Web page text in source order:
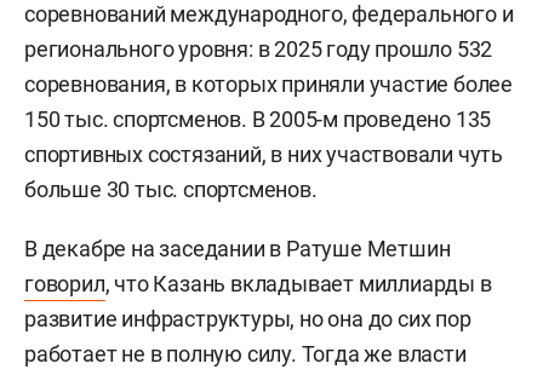
соревнований международного, федерального и
регионального уровня: в 2025 году прошло 532
соревнования, в которых приняли участие более
150 тыс. спортсменов. В 2005-м проведено 135
спортивных состязаний, в них участвовали чуть
больше 30 тыс. спортсменов.
В декабре на заседании в Ратуше Метшин
говорил, что Казань вкладывает миллиарды в
развитие инфраструктуры, но она до сих пор
работает не в полную силу. Тогда же власти